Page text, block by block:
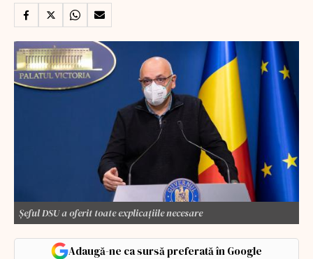
Șeful DSU a oferit toate explicațiile necesare
Adaugă-ne ca sursă preferată în Google